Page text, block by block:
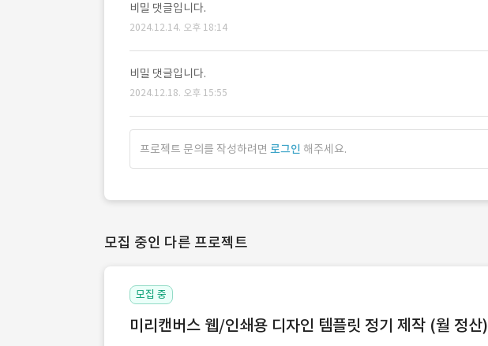
비밀 댓글입니다.
2024.12.14. 오후 18:14
비밀 댓글입니다.
2024.12.18. 오후 15:55
프로젝트 문의를 작성하려면 로그인 해주세요.
모집 중인 다른 프로젝트
모집 중
미리캔버스 웹/인쇄용 디자인 템플릿 정기 제작 (월 정산)